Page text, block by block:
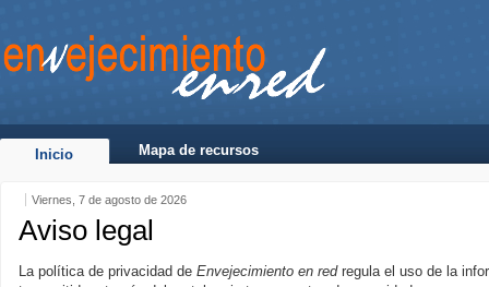
Inicio Mapa de recursos
Viernes, 7 de agosto de 2026
Aviso legal
La política de privacidad de Envejecimiento en redregula el uso de la